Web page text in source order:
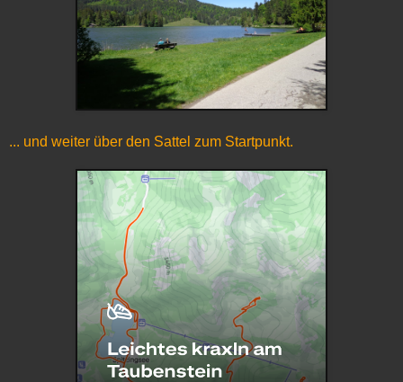
... und weiter über den Sattel zum Startpunkt.